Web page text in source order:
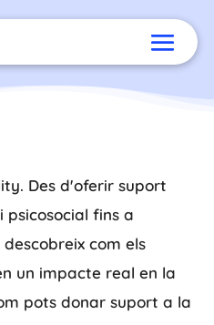
Des d'oferir suport
fins a
com els
un impacte real en la
pots donar suport a la